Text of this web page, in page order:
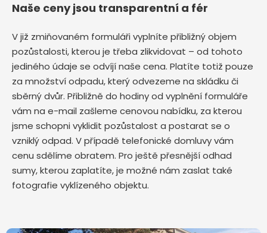
Naše ceny jsou transparentní a fér
V již zmiňovaném formuláři vyplníte přibližný objem
pozůstalosti, kterou je třeba zlikvidovat – od tohoto
jediného údaje se odvíjí naše cena. Platíte totiž pouze
za množství odpadu, který odvezeme na skládku či
sběrný dvůr. Přibližně do hodiny od vyplnění formuláře
vám na e-mail zašleme cenovou nabídku, za kterou
jsme schopni vyklidit pozůstalost a postarat se o
vzniklý odpad. V případě telefonické domluvy vám
cenu sdělíme obratem. Pro ještě přesnější odhad
sumy, kterou zaplatíte, je možné nám zaslat také
fotografie vyklízeného objektu.